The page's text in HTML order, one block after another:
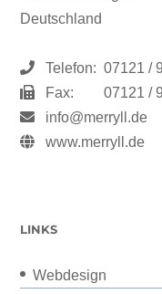
Deutschland
Telefon: 07121 /
Fax:
07121 /
info@merryll.de
www.merryll.de
LINKS
Webdesign